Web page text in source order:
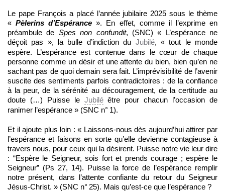
Le pape François a placé l’année jubilaire 2025 sous le thème
«Pèlerins d’Espérance ». En effet, comme il l’exprime en
préambule de Spes non confundit, (SNC) « L’espérance ne
déçoit pas », la bulle d’indiction du Jubilé, « tout le monde
espère. L’espérance est contenue dans le cœur de chaque
personne comme un désir et une attente du bien, bien qu’en ne
sachant pas de quoi demain sera fait. L’imprévisibilité de l’avenir
suscite des sentiments parfois contradictoires : de la confiance
à la peur, de la sérénité au découragement, de la certitude au
doute (…) Puisse le Jubiléêtre pour chacun l’occasion de
ranimer l’espérance » (SNC n° 1).
Et il ajoute plus loin : « Laissons-nous dès aujourd’hui attirer par
l’espérance et faisons en sorte qu’elle devienne contagieuse à
travers nous, pour ceux qui la désirent. Puisse notre vie leur dire
: “Espère le Seigneur, sois fort et prends courage ; espère le
Seigneur” (Ps 27, 14). Puisse la force de l’espérance remplir
notre présent, dans l’attente confiante du retour du Seigneur
Jésus-Christ. » (SNC n° 25). Mais qu’est-ce que l’espérance ?